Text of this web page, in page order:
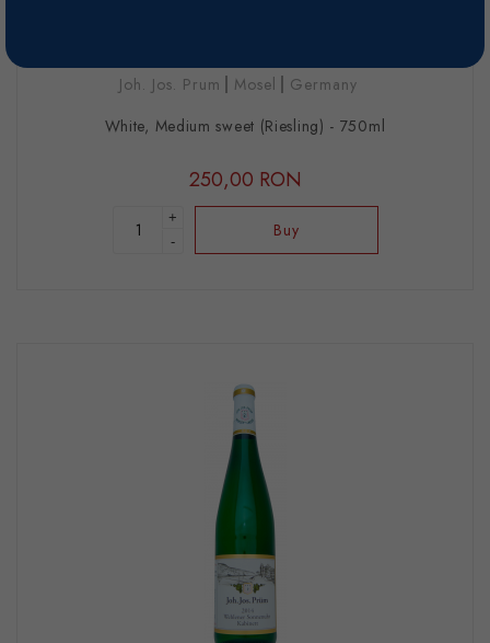
Joh. Jos. Prum Mosel
Germany
White, Medium sweet (Riesling) - 750ml
250,00 RON
+
-
Buy